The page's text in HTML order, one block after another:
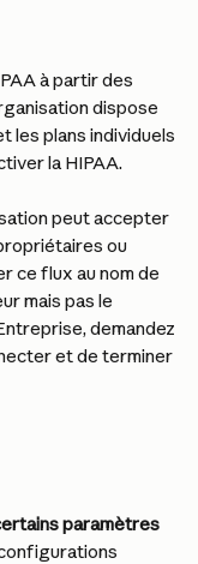
à partir des
dispose
les plans individuels
la HIPAA.
peut accepter
ou
ce flux au nom de
mais pas le
demandez
et de terminer
paramètres